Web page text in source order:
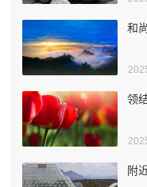
和
领
附